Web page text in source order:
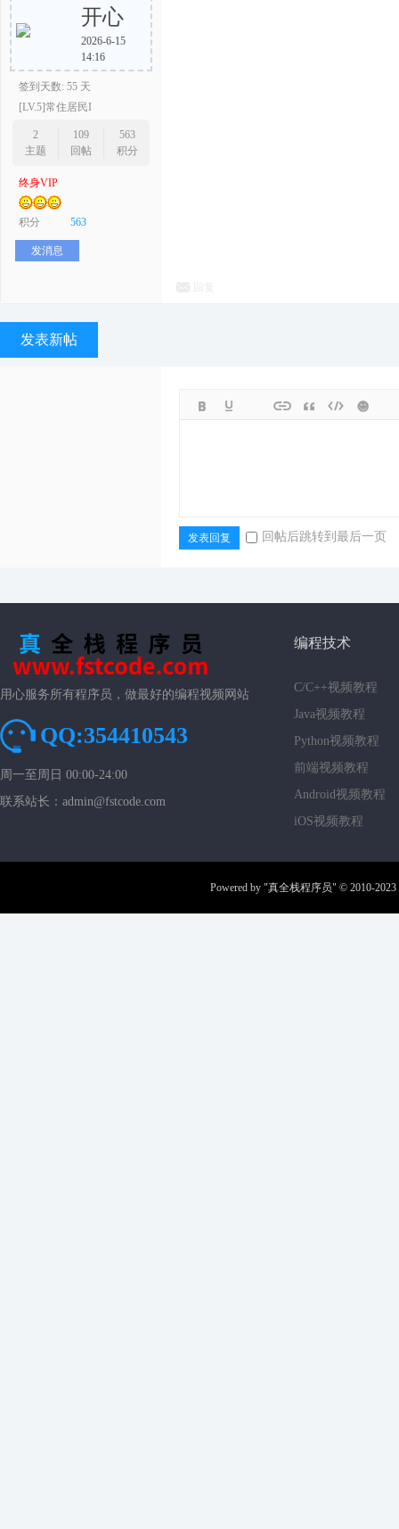
开心
2026-6-15
14:16
签到天数: 55 天
[LV.5]常住居民I
2
主题
109
回帖
563
积分
终身VIP
积分 563
发消息
发表新帖
发表回复 回帖后跳转到最后一页
用心服务所有程序员，做最好的编程视频网站
QQ:354410543
周一至周日 00:00-24:00
联系站长：admin@fstcode.com
编程技术
C/C++视频教程
Java视频教程
Python视频教程
前端视频教程
Android视频教程
iOS视频教程
Powered by "真全栈程序员" © 2010-2023